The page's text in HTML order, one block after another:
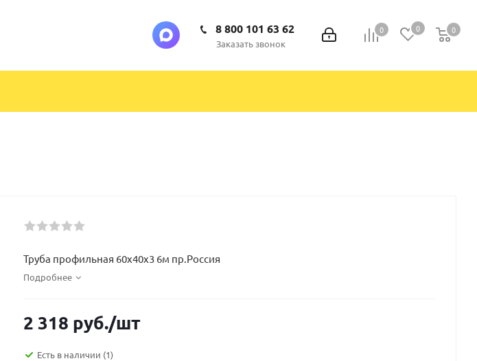
0 0 0
0
8 800 101 63 62
Заказать звонок
Труба профильная 60х40х3 6м пр.Россия
Подробнее
2 318 руб./шт
Есть в наличии (1)